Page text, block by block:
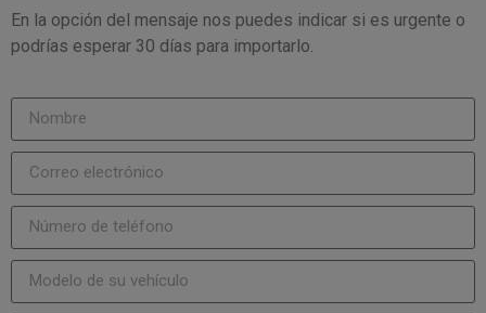
En la opción del mensaje nos puedes indicar si es urgente o
podrías esperar 30 días para importarlo.